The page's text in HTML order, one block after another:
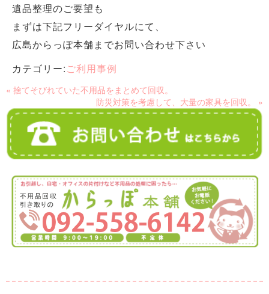
遺品整理のご要望も
まずは下記フリーダイヤルにて、
広島からっぽ本舗までお問い合わせ下さい
カテゴリー:ご利用事例
« 捨てそびれていた不用品をまとめて回収。
防災対策を考慮して、大量の家具を回収。 »